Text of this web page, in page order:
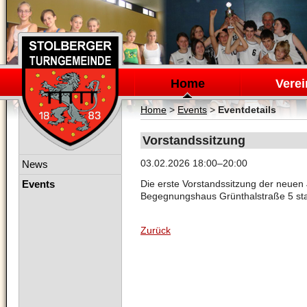
Navigation
überspringen
Home
Home> Events> Eventdetails
Vorstandssitzung
03.02.2026 18:00–20:00
Die erste Vorstandssitzung der
Begegnungshaus Grünthalstraße 5
Zurück
Navigation
News
Events